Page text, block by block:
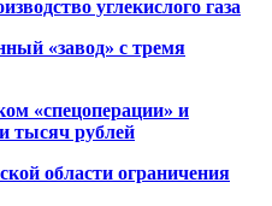
углекислого газа
«завод» с тремя
«спецоперации» и
тысяч рублей
области ограничения